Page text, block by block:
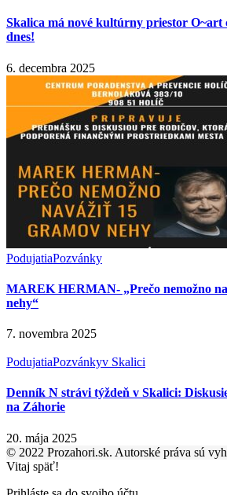
Skalica má nové kultúrny priestor O~art
dnes!
6. decembra 2025
PodujatiaPozvánky
MAREK HERMAN- „Prečo nemožno
nehy“
7. novembra 2025
PodujatiaPozvánkyv Skalici
Denník N strávi týždeň v Skalici:
na Záhorie
20. mája 2025
© 2022 Prozahori.sk. Autorské práva sú
Vitaj späť!